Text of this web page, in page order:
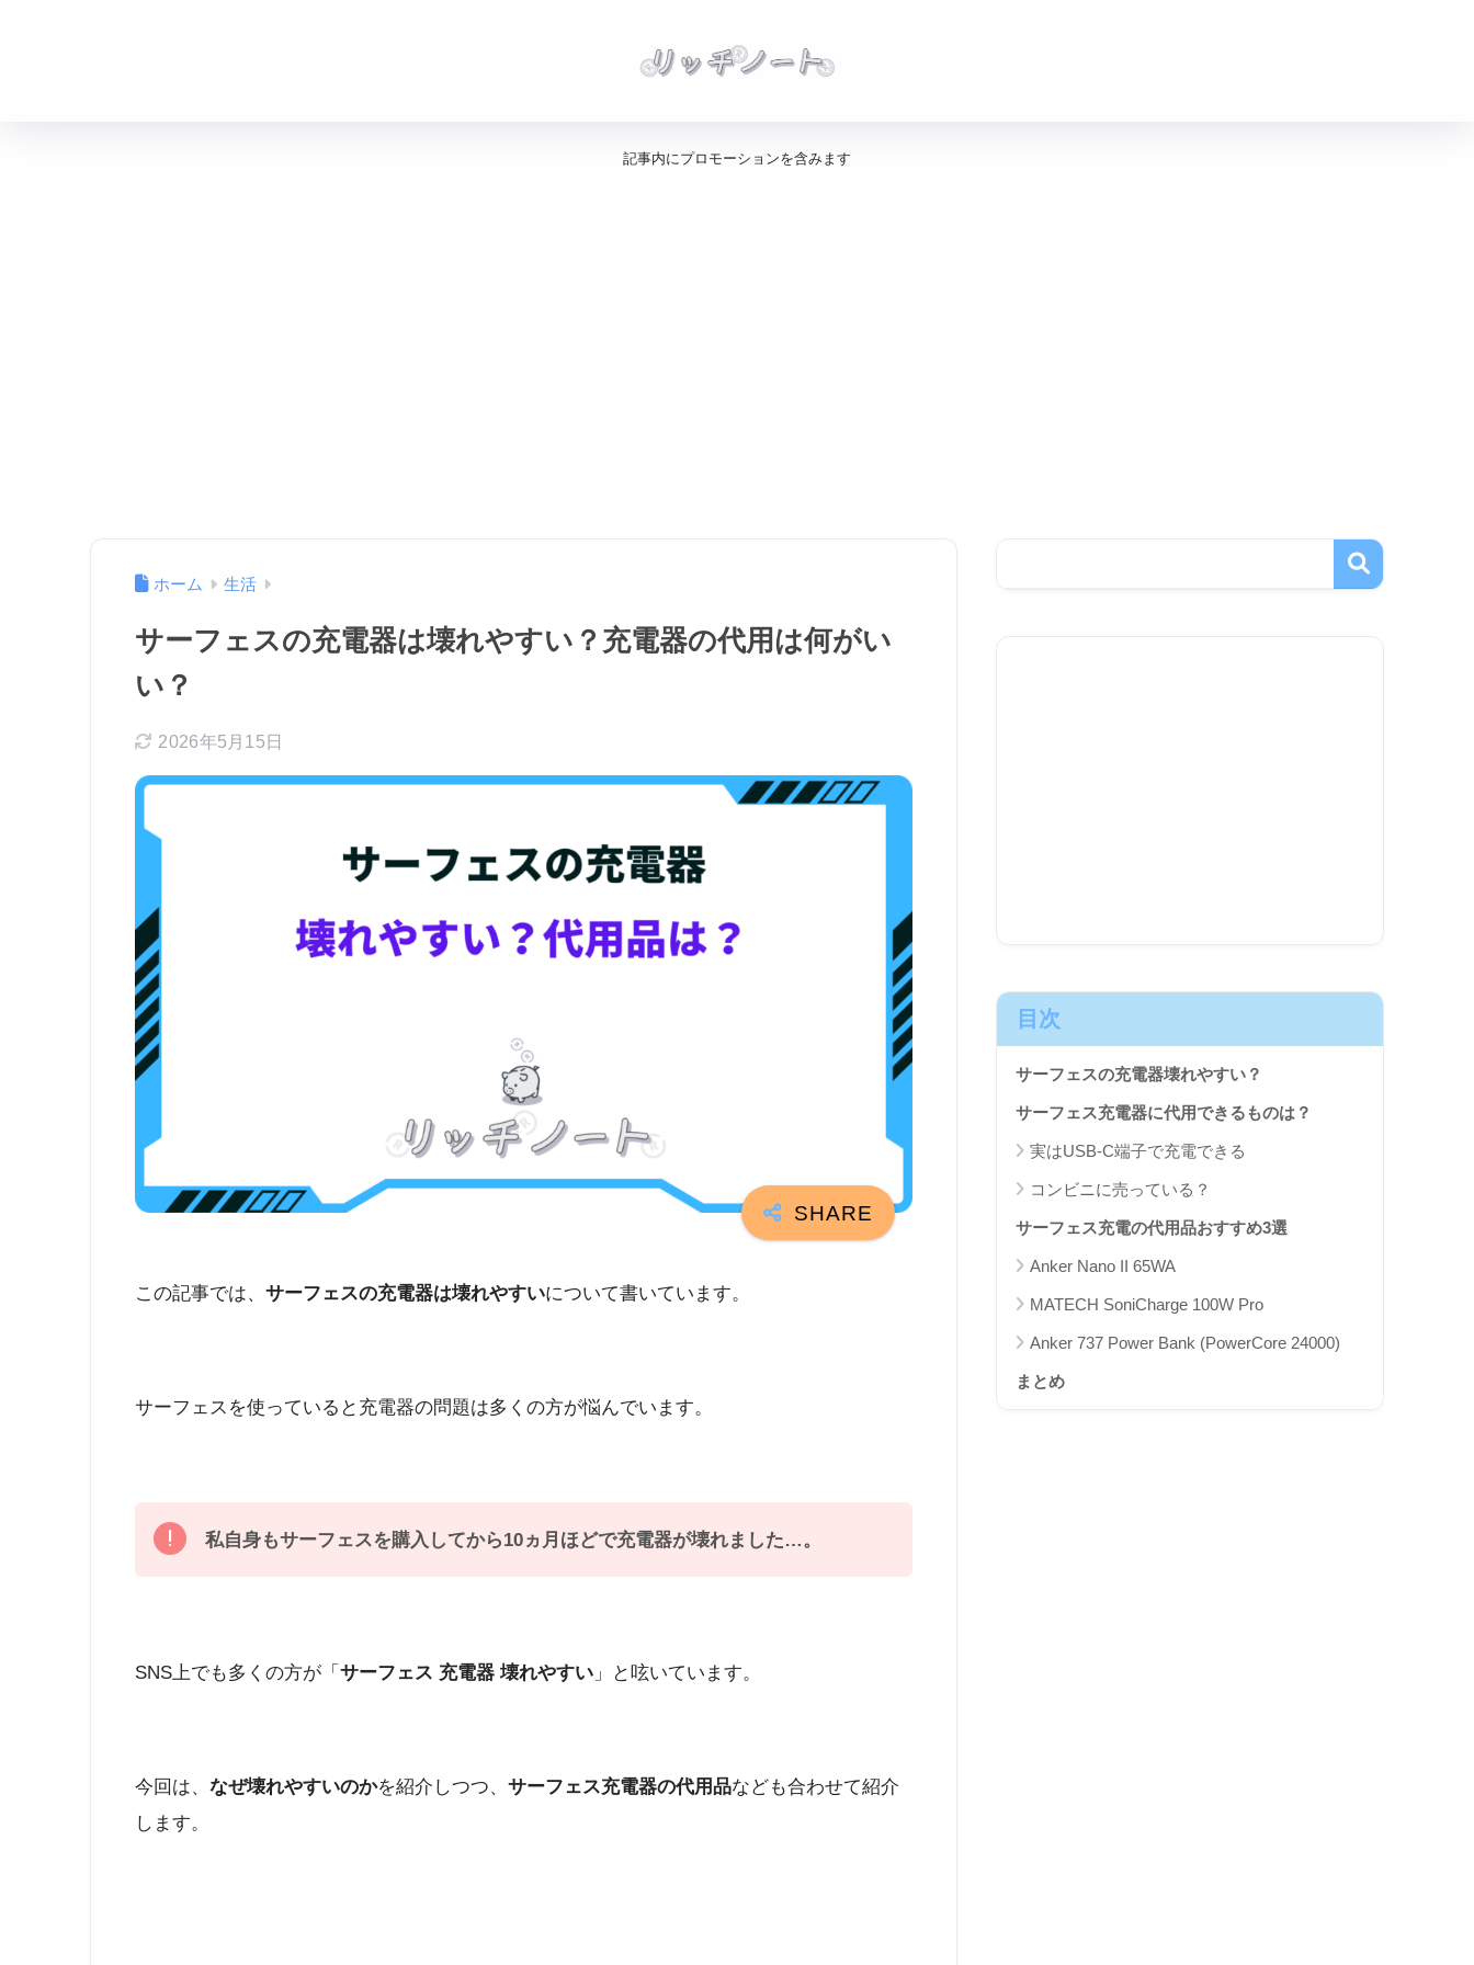
記事内にプロモーションを含みます
ホーム 生活
サーフェスの充電器は壊れやすい？充電器の代用は何がい
い？
2026年5月15日
この記事では、 サーフェスの充電器は壊れやすいについて書いています。
サーフェスを使っていると充電器の問題は多くの方が悩んでいます。
私自身もサーフェスを購入してから10ヵ月ほどで充電器が壊れました…。
SNS上でも多くの方が「サーフェス 充電器 壊れやすい 」と呟いています。
今回は、 なぜ壊れやすいのかを紹介しつつ、 サーフェス充電器の代用品なども合わせて紹介
します。
目次
サーフェスの充電器壊れやすい？
サーフェス充電器に代用できるものは？
実はUSB-C端子で充電できる
コンビニに売っている？
サーフェス充電の代用品おすすめ3選
Anker Nano II 65WA
MATECH SoniCharge 100W Pro
Anker 737 Power Bank (PowerCore 24000)
まとめ